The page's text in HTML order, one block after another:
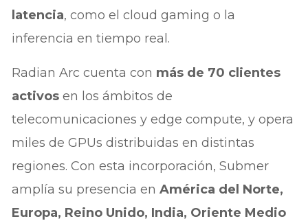
latencia, como el cloud gaming o la
inferencia en tiempo real.
Radian Arc cuenta con más de 70 clientes
activos en los ámbitos de
telecomunicaciones y edge compute, y opera
miles de GPUs distribuidas en distintas
regiones. Con esta incorporación, Submer
amplía su presencia enAmérica del Norte,
Europa, Reino Unido, India, Oriente Medio